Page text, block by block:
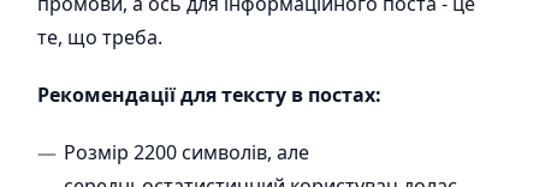
те, що треба.
Рекомендації для тексту в постах:
Розмір 2200 символів, але